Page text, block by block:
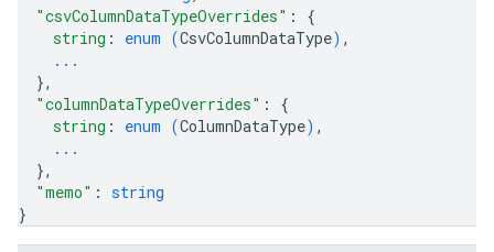
"csvColumnDataTypeOverrides" : {
string : enum (CsvColumnDataType) ,
...
},
"columnDataTypeOverrides" : {
string : enum (ColumnDataType) ,
...
},
"memo" : string
}